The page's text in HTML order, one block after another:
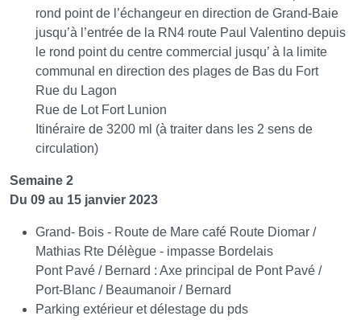
rond point de l’échangeur en direction de Grand-Baie
jusqu’à l’entrée de la RN4 route Paul Valentino depuis
le rond point du centre commercial jusqu’ à la limite
communal en direction des plages de Bas du Fort
Rue du Lagon
Rue de Lot Fort Lunion
Itinéraire de 3200 ml (à traiter dans les 2 sens de
circulation)
Semaine 2
Du 09 au 15 janvier 2023
Grand- Bois - Route de Mare café Route Diomar /
Mathias Rte Délègue - impasse Bordelais
Pont Pavé / Bernard : Axe principal de Pont Pavé /
Port-Blanc / Beaumanoir / Bernard
Parking extérieur et délestage du pds